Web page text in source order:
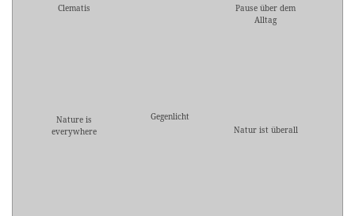
Clematis
Pause über dem
Alltag
Nature is
everywhere
Gegenlicht
Natur ist überall